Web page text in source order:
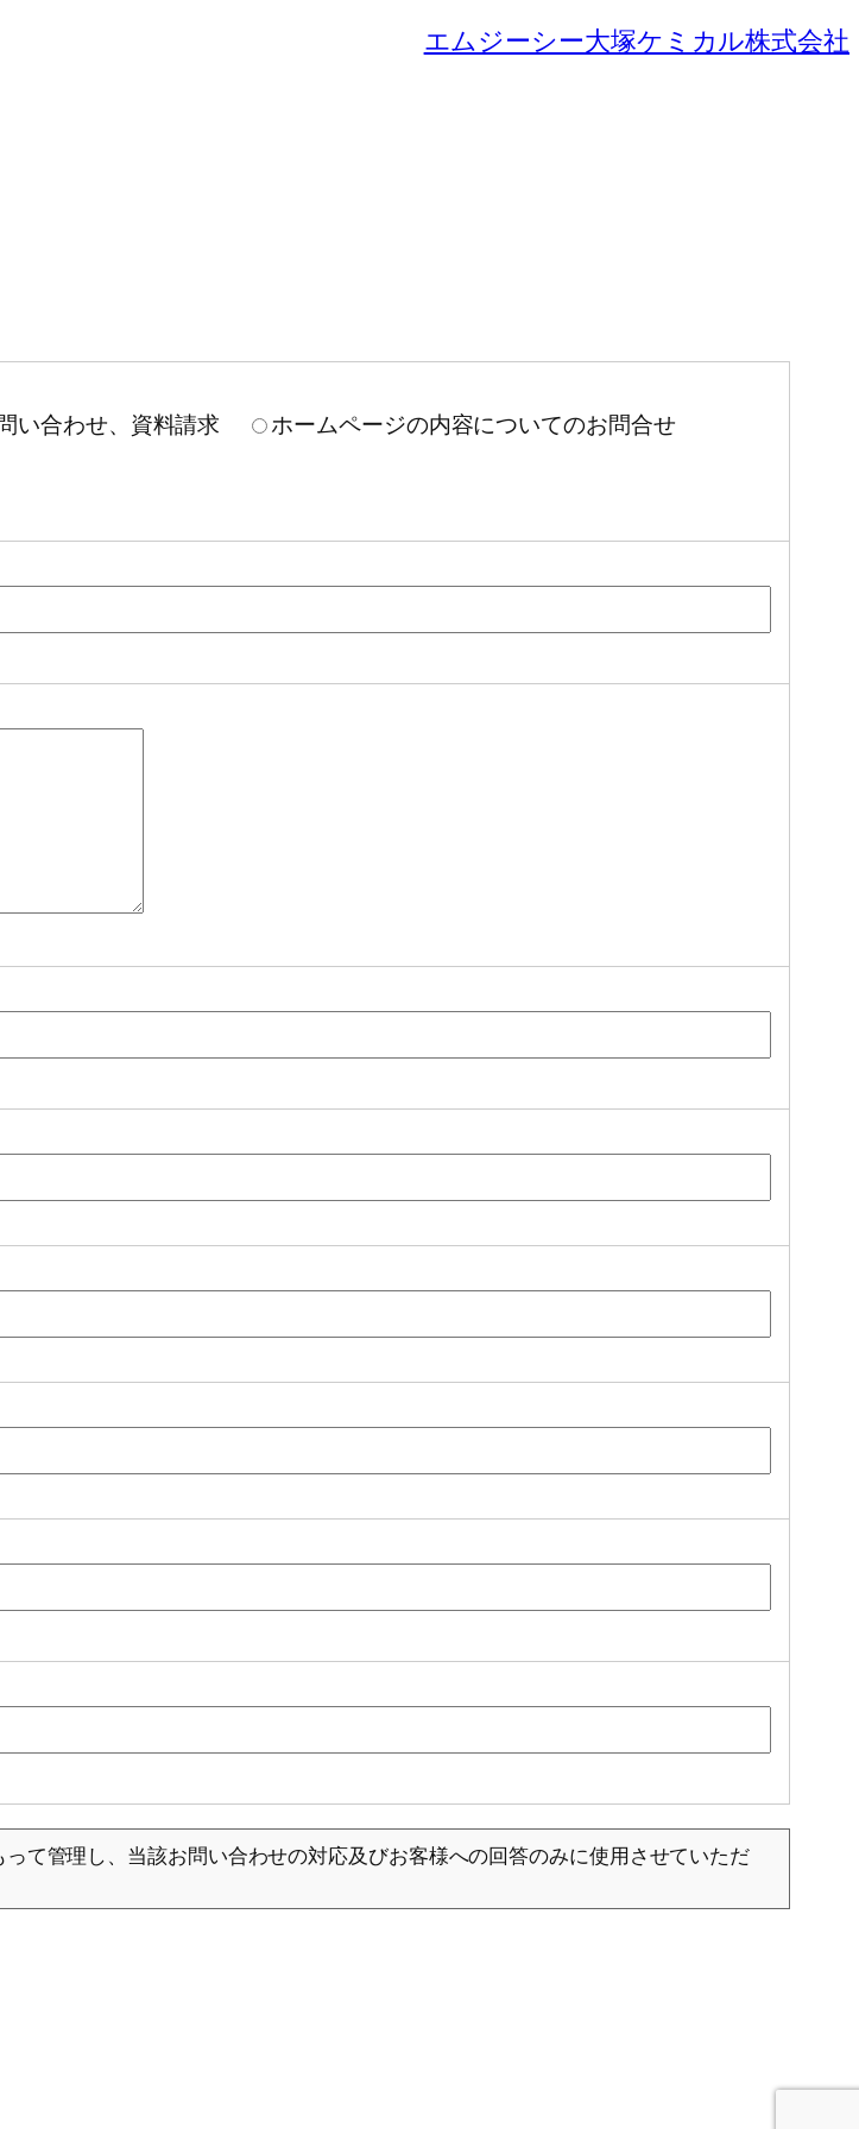
エムジーシー大塚ケミカル株式会社
い合わせ、資料請求
ホームページの内容についてのお問合せ
て管理し、当該お問い合わせの対応及びお客様への回答のみに使用させていただ